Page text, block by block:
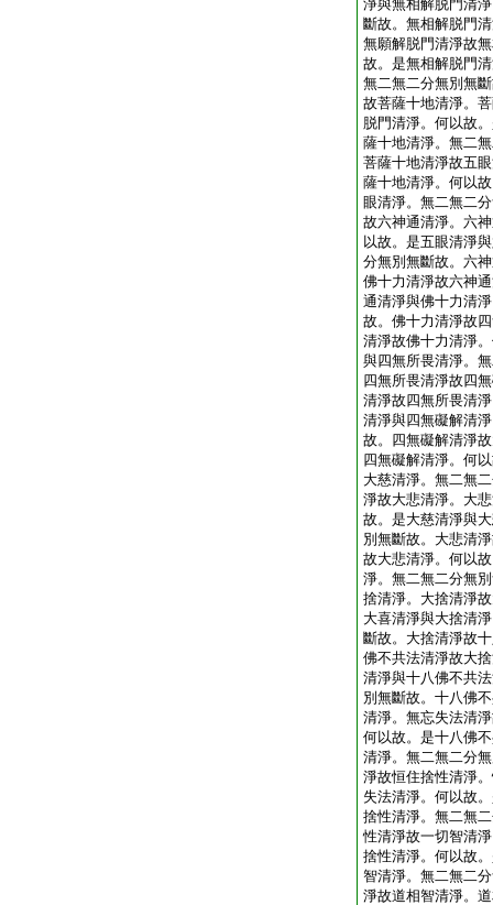
淨與無相解脱門清
斷故。無相解脱門
無願解脱門清淨故
故。是無相解脱門
無二無二分無別無
故菩薩十地清淨。
脱門清淨。何以故
薩十地清淨。無二
菩薩十地清淨故五
薩十地清淨。何以
眼清淨。無二無二
故六神通清淨。六
以故。是五眼清淨
分無別無斷故。六
佛十力清淨故六神
通清淨與佛十力清
故。佛十力清淨故
清淨故佛十力清淨
與四無所畏清淨。
四無所畏清淨故四
清淨故四無所畏清
清淨與四無礙解清
故。四無礙解清淨
四無礙解清淨。何
大慈清淨。無二無
淨故大悲清淨。大
故。是大慈清淨與
別無斷故。大悲清
故大悲清淨。何以
淨。無二無二分無
捨清淨。大捨清淨
大喜清淨與大捨清
斷故。大捨清淨故
佛不共法清淨故大
清淨與十八佛不共
別無斷故。十八佛
清淨。無忘失法清
何以故。是十八佛
清淨。無二無二分
淨故恒住捨性清淨
失法清淨。何以故
捨性清淨。無二無
性清淨故一切智清
捨性清淨。何以故
智清淨。無二無二
淨故道相智清淨。